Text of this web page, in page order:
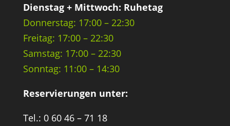
Dienstag + Mittwoch: Ruhetag
Donnerstag: 17:00 – 22:30
Freitag: 17:00 – 22:30
Samstag: 17:00 – 22:30
Sonntag: 11:00 – 14:30
Reservierungen unter:
Tel.: 0 60 46 – 71 18